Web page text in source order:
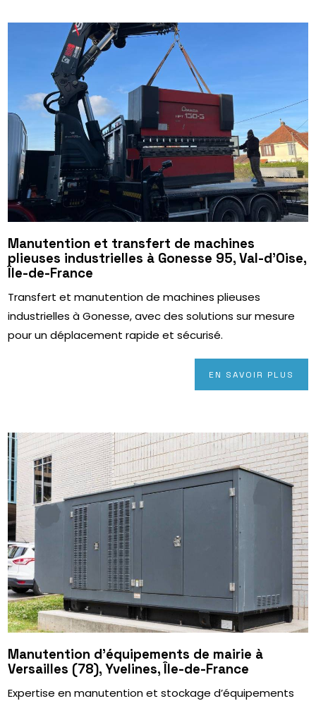
Manutention et transfert de machines
plieuses industrielles à Gonesse 95, Val-d’Oise,
Île-de-France
Transfert et manutention de machines plieuses
industrielles à Gonesse, avec des solutions sur mesure
pour un déplacement rapide et sécurisé.
EN SAVOIR PLUS
Manutention d’équipements de mairie à
Versailles (78), Yvelines, Île-de-France
Expertise en manutention et stockage d’équipements